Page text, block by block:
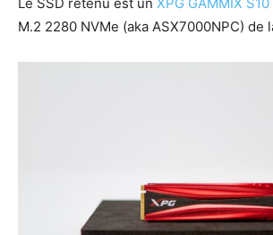
M.2 2280 NVMe (aka ASX7000NPC) de